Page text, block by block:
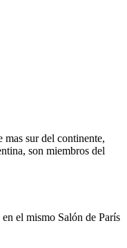
mas sur del continente,
son miembros del
el mismo Salón de París